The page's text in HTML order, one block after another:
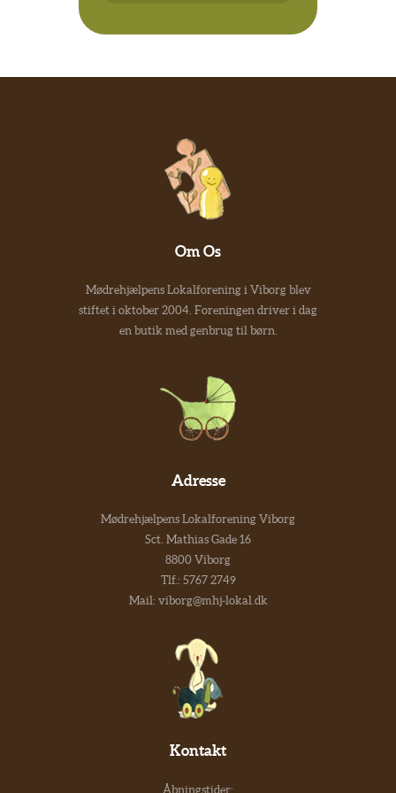
Om Os
Mødrehjælpens Lokalforening i Viborg blev
stiftet i oktober 2004. Foreningen driver i dag
en butik med genbrug til børn.
Adresse
Mødrehjælpens Lokalforening Viborg
Sct. Mathias Gade 16
8800 Viborg
Tlf.: 5767 2749
Mail: viborg@mhj-lokal.dk
Kontakt
Åbningstider: